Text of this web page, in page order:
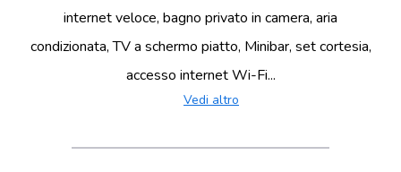
internet veloce, bagno privato in camera, aria
condizionata, TV a schermo piatto, Minibar, set cortesia,
accesso internet Wi-Fi...
Vedi altro